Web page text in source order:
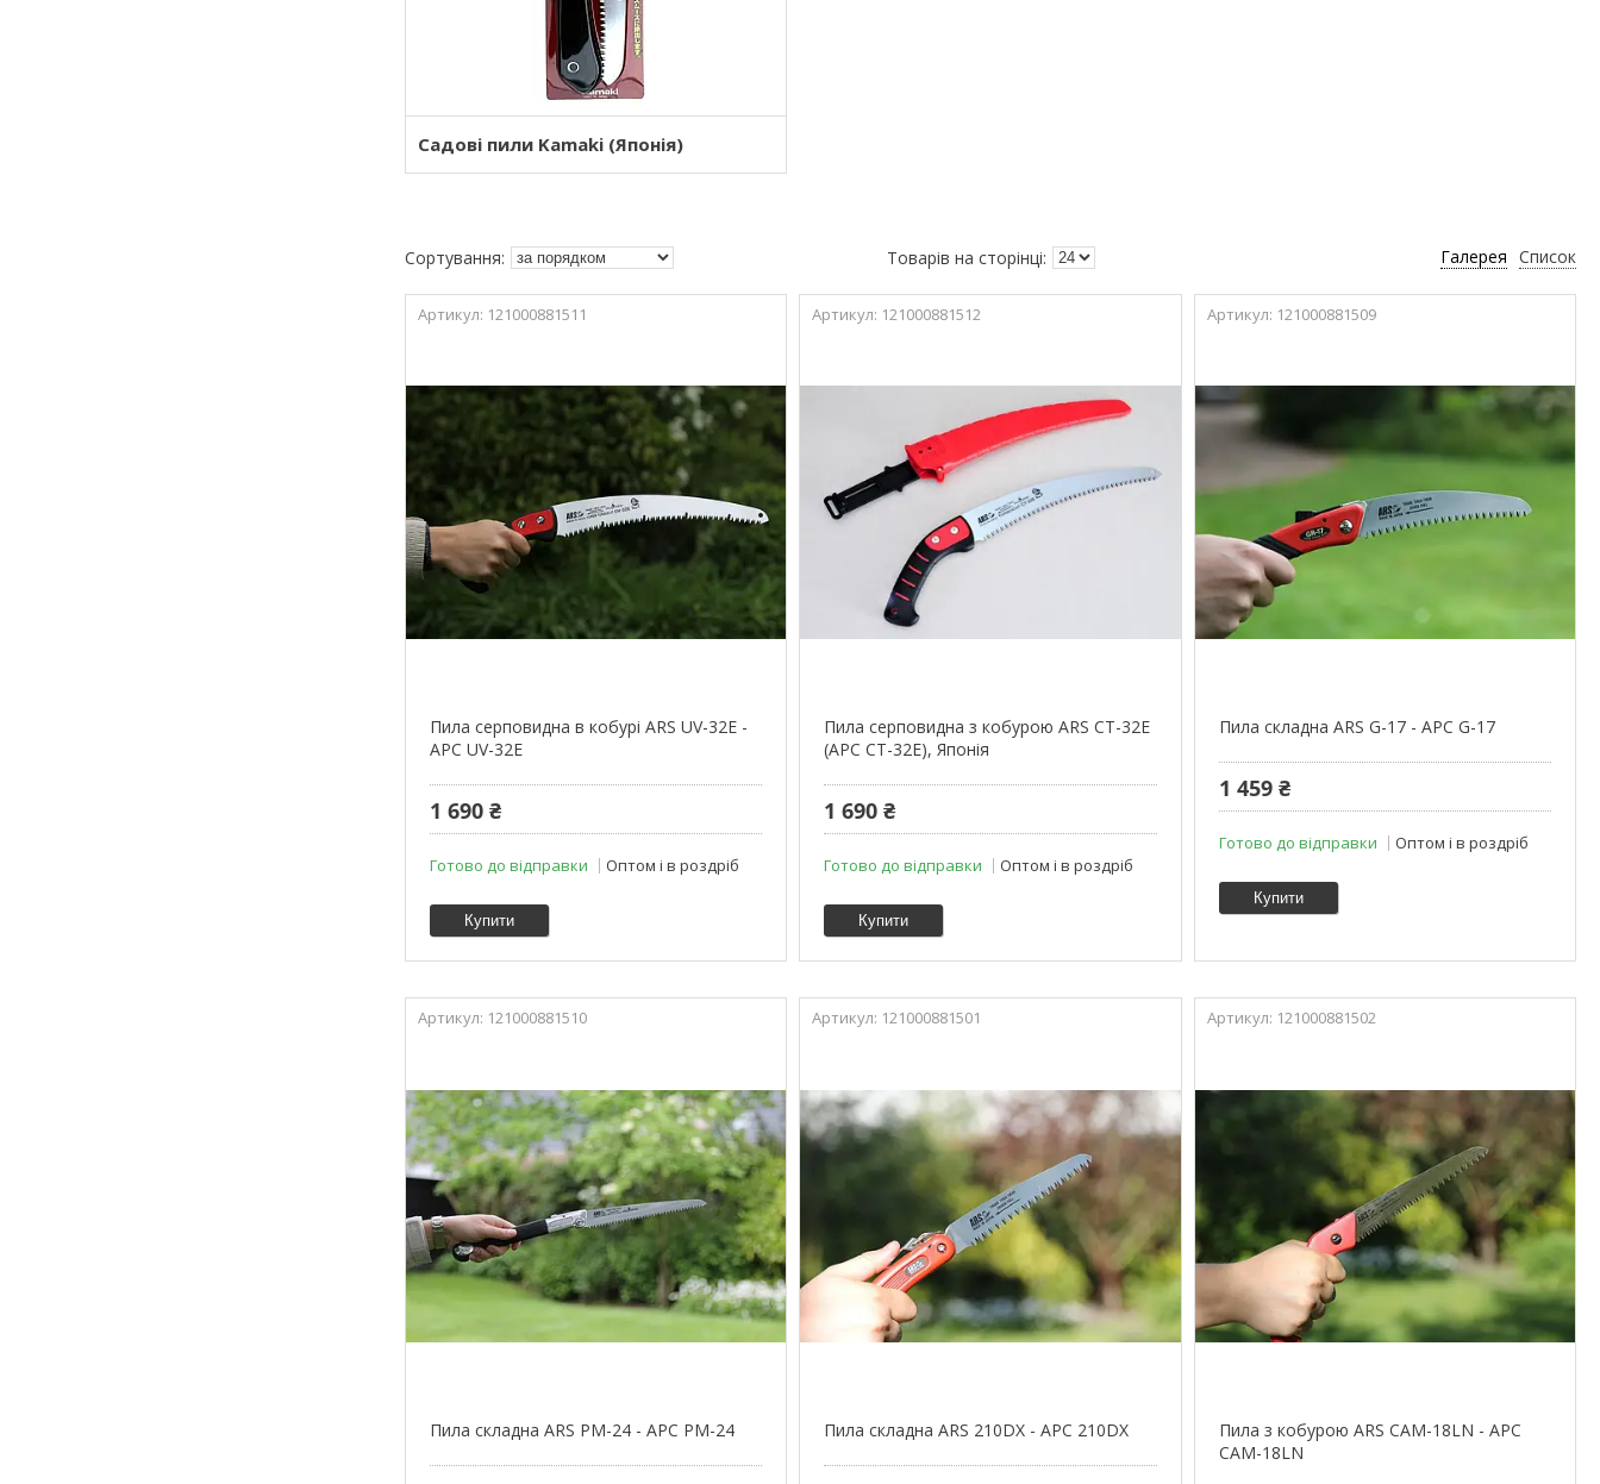
Садові пили Kamaki (Японія)
Галерея Список
121000881511
Пила серповидна в кобурі ARS UV-32E -
АРС UV-32Е
1 690 ₴
Готово до відправки Оптом і в роздріб
Купити
121000881512
Пила серповидна з кобурою ARS CT-32E
(АРС CT-32E), Японія
1 690 ₴
Готово до відправки Оптом і в роздріб
Купити
121000881509
Пила складна ARS G-17 - АРС G-17
1 459 ₴
Готово до відправки Оптом і в роздріб
Купити
121000881510
Пила складна ARS PM-24 - АРС PM-24
121000881501
Пила складна ARS 210DX - АРС 210DX
121000881502
Пила з кобурою ARS CAM-18LN - АРС
CAM-18LN